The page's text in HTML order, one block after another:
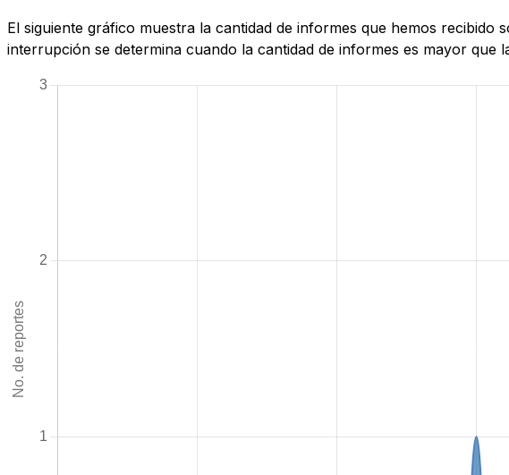
El siguiente gráfico muestra la cantidad de informes que hemos
interrupción se determina cuando la cantidad de informes es mayor